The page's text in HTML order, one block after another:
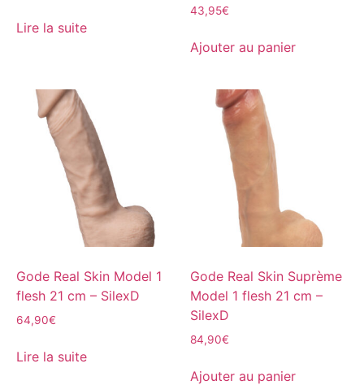
Lire la suite
43,95€
Ajouter au panier
Gode Real Skin Model 1
flesh 21 cm – SilexD
64,90€
Lire la suite
Gode Real Skin Suprème
Model 1 flesh 21 cm –
SilexD
84,90€
Ajouter au panier